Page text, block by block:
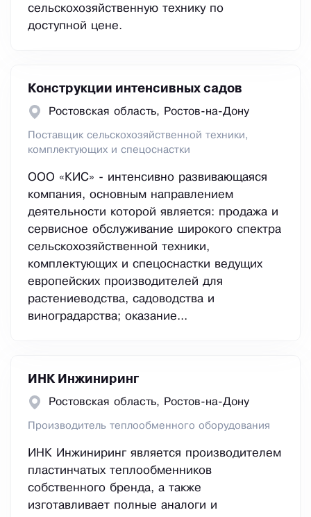
сельскохозяйственную технику по
доступной цене.
Конструкции интенсивных садов
Ростовская область, Ростов-на-Дону
Поставщик сельскохозяйственной техники,
комплектующих и спецоснастки
ООО «КИС» - интенсивно развивающаяся
компания, основным направлением
деятельности которой является: продажа и
сервисное обслуживание широкого спектра
сельскохозяйственной техники,
комплектующих и спецоснастки ведущих
европейских производителей для
растениеводства, садоводства и
виноградарства; оказание...
ИНК Инжиниринг
Ростовская область, Ростов-на-Дону
Производитель теплообменного оборудования
ИНК Инжиниринг является производителем
пластинчатых теплообменников
собственного бренда, а также
изготавливает полные аналоги и